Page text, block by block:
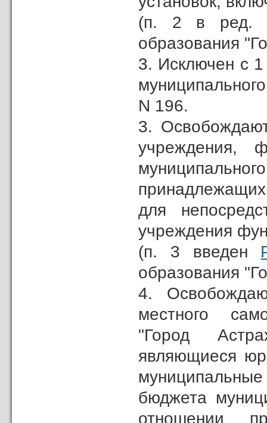
(п. 2 в ред.
образования
3. Исключен с
N 196.
3.
учреждения,
для
учреждения
(п. 3 введен
образования
4.
местного
"Город
являющиеся
бюджета
отношении